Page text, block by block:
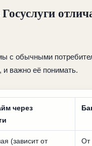
с обычными
важно её понимать.
через
(зависит от
От